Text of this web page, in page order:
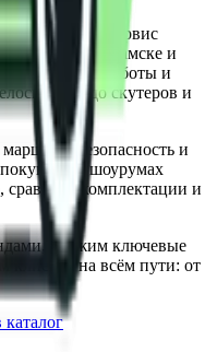
магазин и сервис
Нижнекамске и
для города, работы и
до скутеров и
безопасность и
покупки. В шоурумах
комплектации и
держим ключевые
клиента на всём пути: от